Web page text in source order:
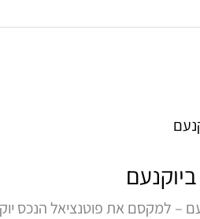
– למקסם את פוטנציאל